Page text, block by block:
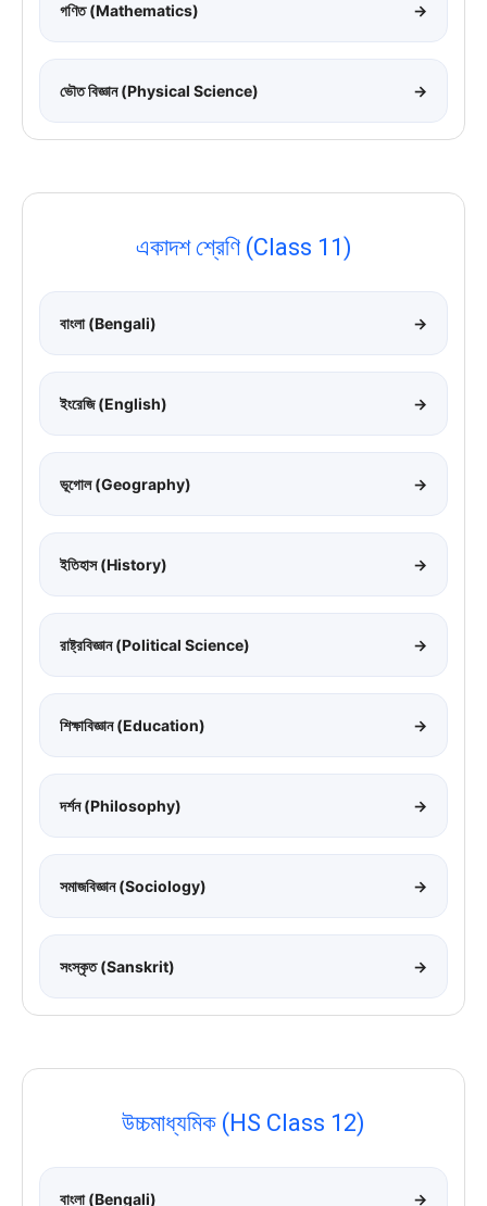
গণিত (Mathematics) →
ভৌত বিজ্ঞান (Physical Science) →
একাদশ শ্রেণি (Class 11)
বাংলা (Bengali) →
ইংরেজি (English) →
ভূগোল (Geography) →
ইতিহাস (History) →
রাষ্ট্রবিজ্ঞান (Political Science) →
শিক্ষাবিজ্ঞান (Education) →
দর্শন (Philosophy) →
সমাজবিজ্ঞান (Sociology) →
সংস্কৃত (Sanskrit) →
উচ্চমাধ্যমিক (HS Class 12)
বাংলা (Bengali) →